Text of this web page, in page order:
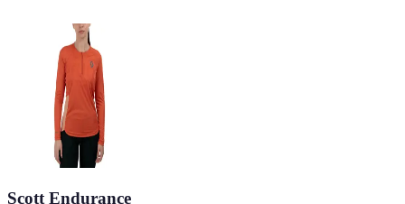
Scott Endurance